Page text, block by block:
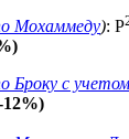
Мохаммеду): P
Броку c
12%)